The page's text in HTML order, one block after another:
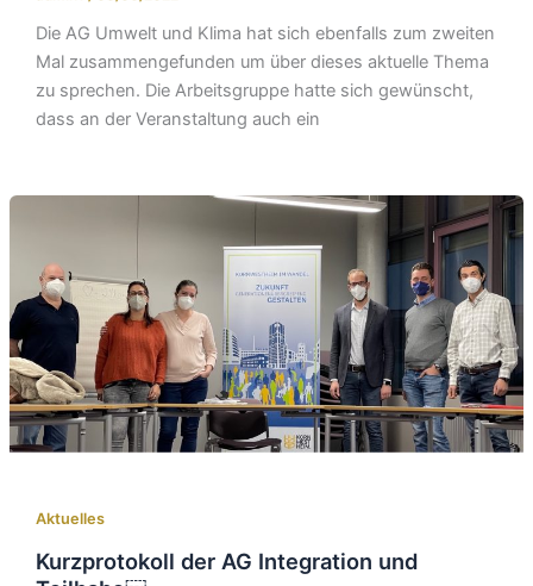
Die AG Umwelt und Klima hat sich ebenfalls zum zweiten
Mal zusammengefunden um über dieses aktuelle Thema
zu sprechen. Die Arbeitsgruppe hatte sich gewünscht,
dass an der Veranstaltung auch ein
Aktuelles
Kurzprotokoll der AG Integration und